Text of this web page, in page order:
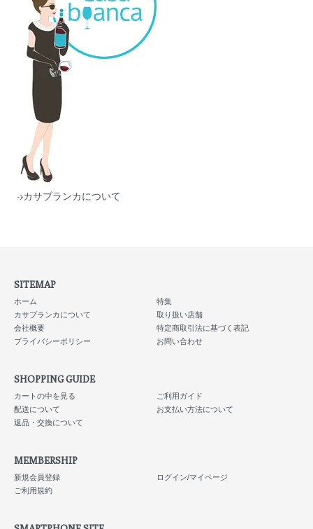
カサブランカについて
SITEMAP
ホーム
特集
カサブランカについて
取り扱い店舗
会社概要
特定商取引法に基づく表記
プライバシーポリシー
お問い合わせ
SHOPPING GUIDE
カートの中を見る
ご利用ガイド
配送について
お支払い方法について
返品・交換について
MEMBERSHIP
新規会員登録
ログイン/マイページ
ご利用規約